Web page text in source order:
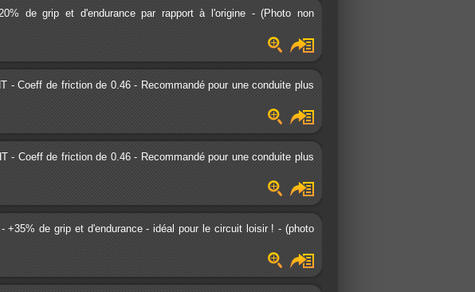
de grip et d'endurance par rapport à l'origine - (Photo non
- Coeff de friction de 0.46 - Recommandé pour une conduite plus
- Coeff de friction de 0.46 - Recommandé pour une conduite plus
+35% de grip et d'endurance - idéal pour le circuit loisir ! - (photo